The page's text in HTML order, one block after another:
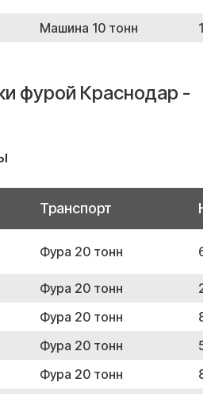
Машина 10 тонн
фурой Краснодар -
Транспорт
Фура 20 тонн
Фура 20 тонн
Фура 20 тонн
Фура 20 тонн
Фура 20 тонн